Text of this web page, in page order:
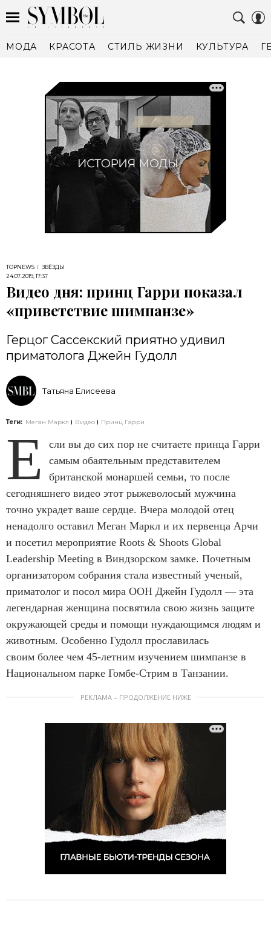
МОДА КРАСОТА СТИЛЬ ЖИЗНИ КУЛЬТУРА
TOPNEWS
ЗВЁЗДЫ
24.07.2019, 17:37
Видео дня: принц Гарри показал
«приветствие шимпанзе»
Герцог Сассекский приятно удивил
приматолога Джейн Гудолл
Татьяна Елисеева
Теги: Меган Маркл Видео Принц Гарри
Е
сли вы до сих пор не считаете принца Гарри
самым обаятельным представителем
британской монаршей семьи, то после
сегодняшнего видео этот рыжеволосый мужчина
точно украдет ваше сердце. Вчера молодой отец
ненадолго оставил Меган Маркл и их первенца Арчи
и посетил мероприятие Roots & Shoots Global
Leadership Meeting в Виндзорском замке. Почетным
организатором собрания стала известный ученый,
приматолог и посол мира ООН Джейн Гудолл — эта
легендарная женщина посвятила свою жизнь защите
окружающей среды и помощи нуждающимся людям и
животным. Особенно Гудолл прославилась
своим более чем 45-летним изучением шимпанзе в
Национальном парке Гомбе-Стрим в Танзании.
РЕКЛАМА – ПРОДОЛЖЕНИЕ НИЖЕ